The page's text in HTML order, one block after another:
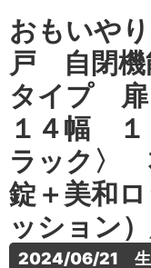
おもいや
戸 自閉
タイプ
１４幅
ラック〉
錠＋美和
ッション
2024/06/21　生